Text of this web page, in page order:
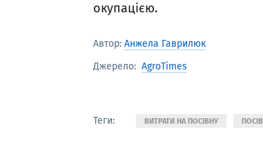
окупацією.
Автор: Анжела Гаврилюк
Джерело: AgroTimes
Теги: ВИТРАТИ НА ПОСІВНУ